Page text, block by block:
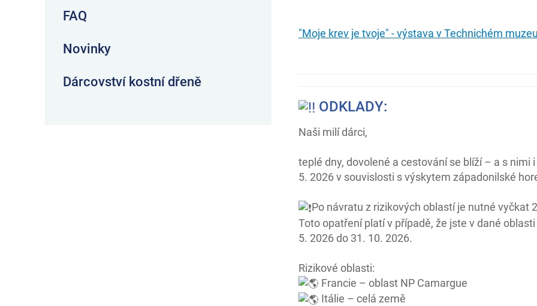
"Moje krev je tvoje" - výstava v Technichém
ODKLADY:
Naši milí dárci,
teplé dny, dovolené a cestování se blíží – a s
5. 2026 v souvislosti s výskytem západonilské
Po návratu z rizikových oblastí je nutné vyčkat
Toto opatření platí v případě, že jste v dané
5. 2026 do 31. 10. 2026.
Rizikové oblasti:
Francie – oblast NP Camargue
Itálie – celá země
FAQ
Novinky
Dárcovství kostní dřeně